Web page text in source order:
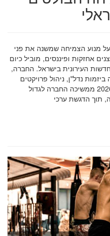
לדעת על מנוע הצמיחה שמשנה את פני
אחזקות ופיננסים, מוביל כיום
העירונית בישראל. החברה,
נדל"ן, ניהול פרויקטים
מגורים ומימון עסקאות מורכבות. ב-2026 ממשיכה החברה לגדול